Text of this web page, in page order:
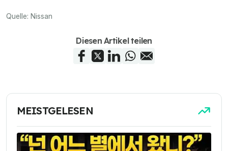
Quelle: Nissan
Diesen Artikel teilen
MEISTGELESEN